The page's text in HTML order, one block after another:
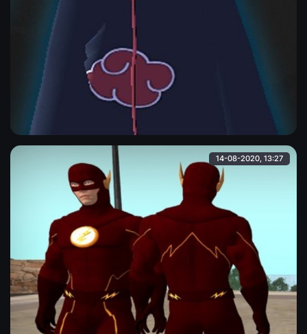
Итачи Учиха
Итачи Учиха из аниме. Модель сделана в MQ-качестве.
14-08-2020, 13:27
Супермен